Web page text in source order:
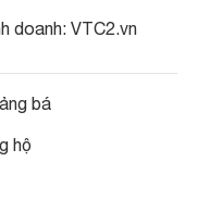
doanh: VTC2.vn
bá
hộ